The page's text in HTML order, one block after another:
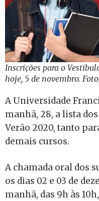
Inscrições para o
hoje, 5 de novembro.
A Universidade
manhã, 28, a lista
Verão 2020, tanto
demais cursos.
A chamada oral dos
os dias 02 e 03 de
manhã, das 9h às